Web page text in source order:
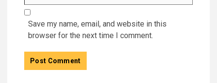
Save my name, email, and website in this
browser for the next time I comment.